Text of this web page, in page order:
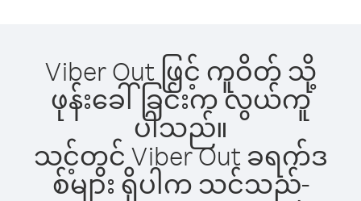
Viber Out ဖြင့် ကူဝိတ် သို့
ဖုန်းခေါ်ခြင်းက လွယ်ကူ
ပါသည်။
သင့်တွင် Viber Out ခရက်ဒ
စ်များ ရှိပါက သင်သည်-